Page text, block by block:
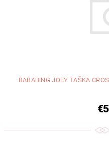
BABABING JOEY TAŠKA